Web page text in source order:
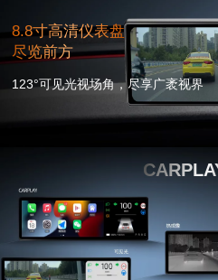
8.8寸高清仪表盘
尽览前方
123°可见光视场角，尽享广袤视界